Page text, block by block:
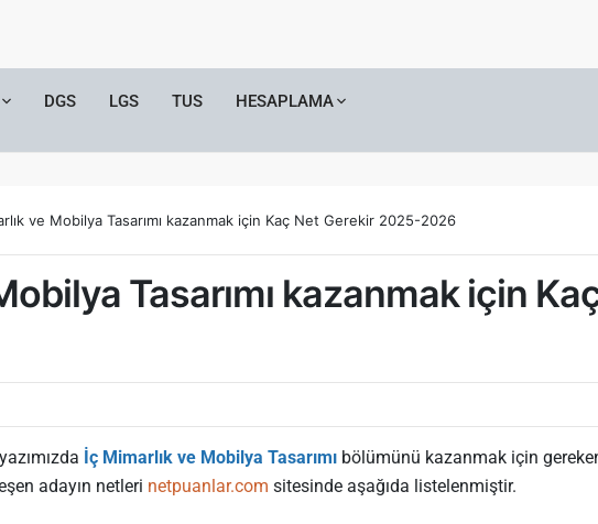
DGS LGS TUS HESAPLAMA
ve Mobilya Tasarımı kazanmak için Kaç Net Gerekir 2025-2026
Tasarımı kazanmak için
İç Mimarlık ve Mobilya Tasarımı bölümünü kazanmak için
adayın netleri netpuanlar.com sitesinde aşağıda listelenmiştir.